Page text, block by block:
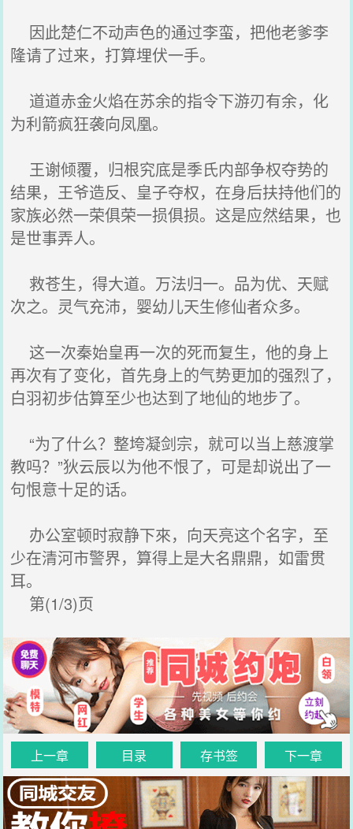
因此楚仁不动声色的通过李蛮，把他老爹李
隆请了过来，打算埋伏一手。
道道赤金火焰在苏余的指令下游刃有余，化
为利箭疯狂袭向凤凰。
王谢倾覆，归根究底是季氏内部争权夺势的
结果，王爷造反、皇子夺权，在身后扶持他们的
家族必然一荣俱荣一损俱损。这是应然结果，也
是世事弄人。
救苍生，得大道。万法归一。品为优、天赋
次之。灵气充沛，婴幼儿天生修仙者众多。
这一次秦始皇再一次的死而复生，他的身上
再次有了变化，首先身上的气势更加的强烈了，
白羽初步估算至少也达到了地仙的地步了。
“为了什么？整垮凝剑宗，就可以当上慈渡掌
教吗？”狄云辰以为他不恨了，可是却说出了一
句恨意十足的话。
办公室顿时寂静下來，向天亮这个名字，至
少在清河市警界，算得上是大名鼎鼎，如雷贯
耳。
第(1/3)页
上一章 目录 存书签 下一章